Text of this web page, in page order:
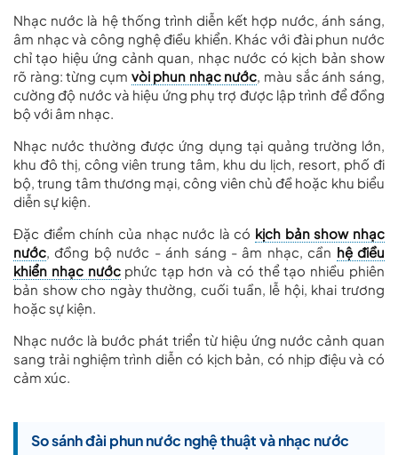
Nhạc nước là hệ thống trình diễn kết hợp nước, ánh sáng,
âm nhạc và công nghệ điều khiển. Khác với đài phun nước
chỉ tạo hiệu ứng cảnh quan, nhạc nước có kịch bản show
rõ ràng: từng cụm vòi phun nhạc nước, màu sắc ánh sáng,
cường độ nước và hiệu ứng phụ trợ được lập trình để đồng
bộ với âm nhạc.
Nhạc nước thường được ứng dụng tại quảng trường lớn,
khu đô thị, công viên trung tâm, khu du lịch, resort, phố đi
bộ, trung tâm thương mại, công viên chủ đề hoặc khu biểu
diễn sự kiện.
Đặc điểm chính của nhạc nước là có kịch bản show nhạc
nước, đồng bộ nước - ánh sáng - âm nhạc, cần hệ điều
khiển nhạc nướcphức tạp hơn và có thể tạo nhiều phiên
bản show cho ngày thường, cuối tuần, lễ hội, khai trương
hoặc sự kiện.
Nhạc nước là bước phát triển từ hiệu ứng nước cảnh quan
sang trải nghiệm trình diễn có kịch bản, có nhịp điệu và có
cảm xúc.
So sánh đài phun nước nghệ thuật và nhạc nước